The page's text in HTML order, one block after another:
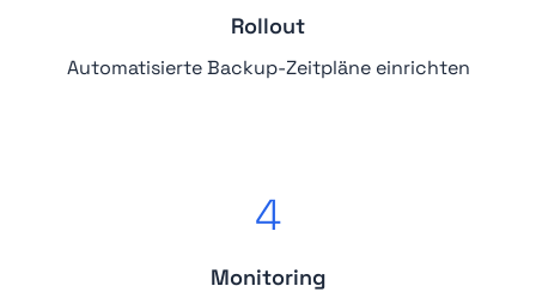
Rollout
Automatisierte Backup-Zeitpläne einrichten
4
Monitoring